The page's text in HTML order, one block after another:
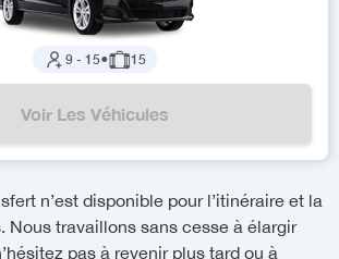
9 - 15● 15
Voir Les Véhicules
n’est disponible pour l’itinéraire et la
Nous travaillons sans cesse à élargir
pas à revenir plus tard ou à